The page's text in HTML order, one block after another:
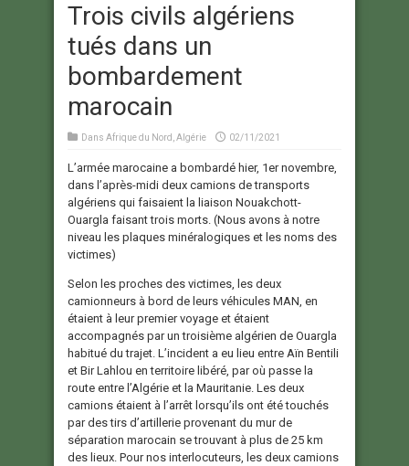
Trois civils algériens
tués dans un
bombardement
marocain
Dans Afrique du Nord ,Algérie 02/11/2021
L’armée marocaine a bombardé hier, 1er novembre,
dans l’après-midi deux camions de transports
algériens qui faisaient la liaison Nouakchott-
Ouargla faisant trois morts. (Nous avons à notre
niveau les plaques minéralogiques et les noms des
victimes)
Selon les proches des victimes, les deux
camionneurs à bord de leurs véhicules MAN, en
étaient à leur premier voyage et étaient
accompagnés par un troisième algérien de Ouargla
habitué du trajet. L’incident a eu lieu entre Aïn Bentili
et Bir Lahlou en territoire libéré, par où passe la
route entre l’Algérie et la Mauritanie. Les deux
camions étaient à l’arrêt lorsqu’ils ont été touchés
par des tirs d’artillerie provenant du mur de
séparation marocain se trouvant à plus de 25 km
des lieux. Pour nos interlocuteurs, les deux camions